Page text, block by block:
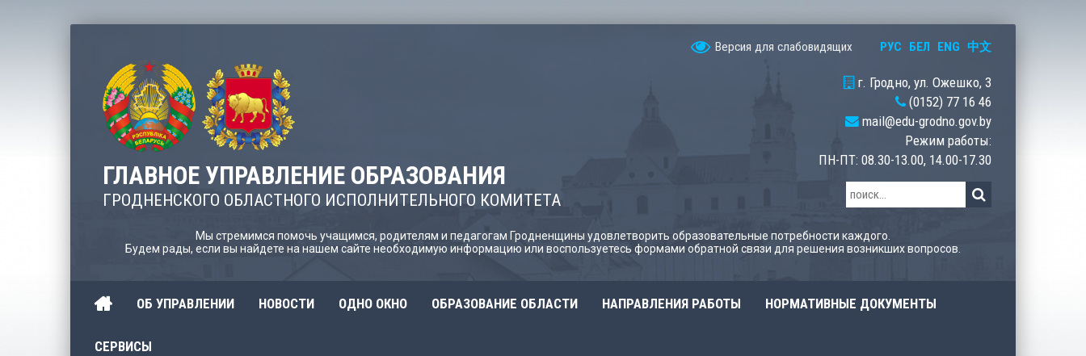
Версия для слабовидящих РУС БЕЛ ENG 中文
ГЛАВНОЕ УПРАВЛЕНИЕ ОБРАЗОВАНИЯ
ГРОДНЕНСКОГО ОБЛАСТНОГО ИСПОЛНИТЕЛЬНОГО КОМИТЕТА
г. Гродно, ул. Ожешко, 3
(0152) 77 16 46
mail@edu-grodno.gov.by
Режим работы:
ПН-ПТ: 08.30-13.00, 14.00-17.30
Мы стремимся помочь учащимся, родителям и педагогам Гродненщины удовлетворить образовательные потребности каждого.
Будем рады, если вы найдете на нашем сайте необходимую информацию или воспользуетесь формами обратной связи для решения возникших вопросов.
ОБ УПРАВЛЕНИИ НОВОСТИ ОДНО ОКНО ОБРАЗОВАНИЕ ОБЛАСТИ НАПРАВЛЕНИЯ РАБОТЫ НОРМАТИВНЫЕ ДОКУМЕНТЫ
СЕРВИСЫ